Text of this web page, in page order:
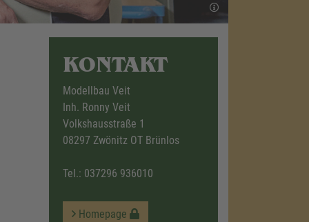
KONTAKT
Modellbau Veit
Inh. Ronny Veit
Volkshausstraße 1
08297 Zwönitz OT Brünlos
Tel.: 037296 936010
Homepage